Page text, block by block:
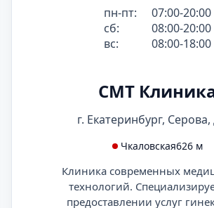
пн-пт:
07:00-20:00
сб:
08:00-20:00
вс:
08:00-18:00
СМТ
г. Екатеринбург, Серова,
Чкаловская626 м
Клиника современных
технологий.
предоставлении услуг